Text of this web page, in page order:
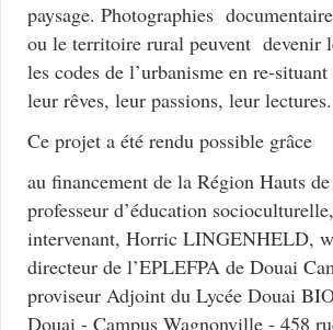
paysage. Photographies
ou le territoire rural peuvent devenir
les codes de l’urbanisme en re-
leur rêves, leur passions, leur lectures.
Ce projet a été rendu possible grâce
au financement de la Région Hauts
professeur d’éducation
intervenant, Horric LINGENHELD,
directeur de l’EPLEFPA de Douai
proviseur Adjoint du Lycée Douai
Douai - Campus Wagnonville - 458